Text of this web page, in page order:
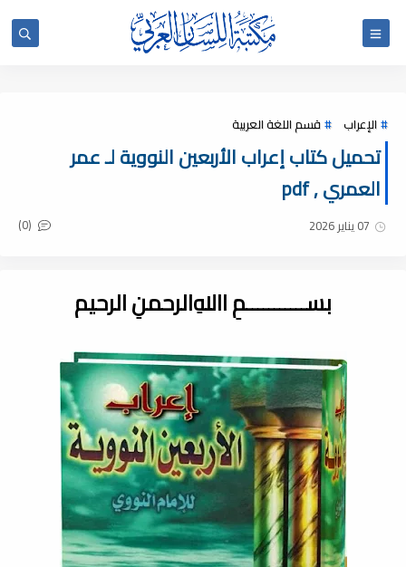
الإعراب قسم اللغة العربية
تحميل كتاب إعراب الأربعين النووية لـ عمر
العمري , pdf
07 يناير 2026 (0)
بســـــــــــمِ اﷲِالرحمنِ الرحيم